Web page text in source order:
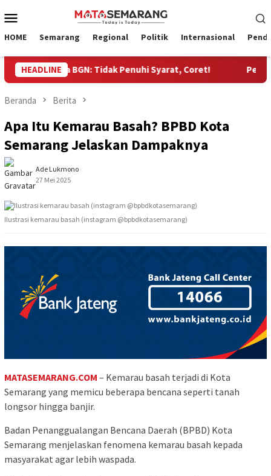
ke
Mobile
HOME Semarang Regional Politik Internasional
HEADLINE
BGN: Tidak Penuhi Syarat, Coret! Penyaluran
Beranda Berita
Apa Itu Kemarau Basah? BPBD Kota
Semarang Jelaskan Dampaknya
Ade Lukmono
27 Mei 2025
Ilustrasi kemarau basah (instagram @bpbdkotasemarang)
MATASEMARANG.COM – Kemarau basah terjadi di Kota
Semarang yang memicu beberapa bencana seperti tanah
longsor hingga banjir.
Badan Penanggualangan Bencana Daerah (BPBD) Kota
Semarang menjelaskan fenomena kemarau basah kepada
masyarakat agar lebih waspada.